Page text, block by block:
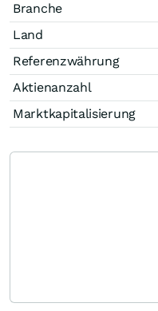
Branche
Land
Referenzwährung
Aktienanzahl
Marktkapitalisierung